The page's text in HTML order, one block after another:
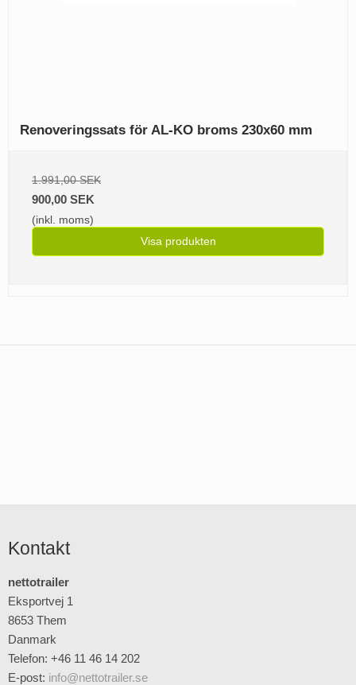
Renoveringssats för AL-KO broms 230x60 mm
1.991,00 SEK
900,00 SEK
(inkl. moms)
Visa produkten
Kontakt
nettotrailer
Eksportvej 1
8653 Them
Danmark
Telefon: +46 11 46 14 202
E-post: info@nettotrailer.se